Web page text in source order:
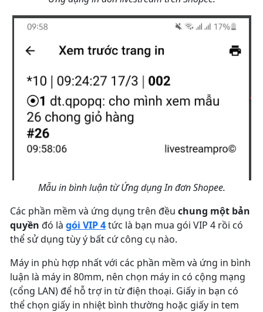
Mẫu in bình luận từ Ứng dụng In đơn Shopee.
Các phần mềm và ứng dụng trên đều chung một bản
quyền đó là gói VIP 4tức là bạn mua gói VIP 4 rồi có
thể sử dụng tùy ý bất cứ công cụ nào.
Máy in phù hợp nhất với các phần mềm và ứng in bình
luận là máy in 80mm, nên chọn máy in có cộng mạng
(cổng LAN) để hỗ trợ in từ điện thoại. Giấy in bạn có
thể chọn giấy in nhiệt bình thường hoặc giấy in tem